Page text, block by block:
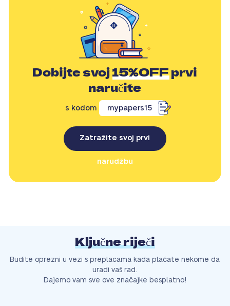
Dobijte svoj15%OFFprvi
naručite
s kodom mypapers15
Zatražite svoj prvi
narudžbu
Ključne riječi
Budite oprezni u vezi s preplacama kada plaćate nekome da
uradi vaš rad.
Dajemo vam sve ove značajke besplatno!